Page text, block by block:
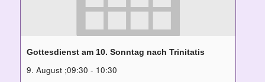
Gottesdienst am 10. Sonntag nach Trinitatis
9. August ;09:30 - 10:30